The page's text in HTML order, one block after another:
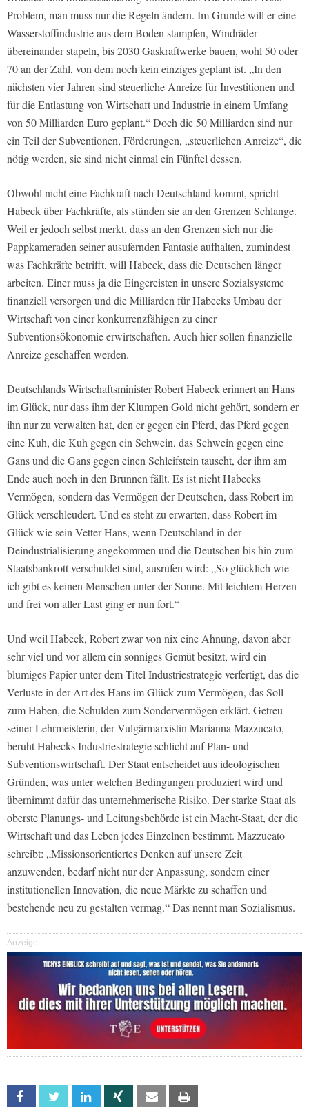
Problem, man muss nur die Regeln ändern. Im Grunde will er eine
Wasserstoffindustrie aus dem Boden stampfen, Windräder
übereinander stapeln, bis 2030 Gaskraftwerke bauen, wohl 50 oder
70 an der Zahl, von dem noch kein einziges geplant ist. „In den
nächsten vier Jahren sind steuerliche Anreize für Investitionen und
für die Entlastung von Wirtschaft und Industrie in einem Umfang
von 50 Milliarden Euro geplant.“ Doch die 50 Milliarden sind nur
ein Teil der Subventionen, Förderungen, „steuerlichen Anreize“, die
nötig werden, sie sind nicht einmal ein Fünftel dessen.
Obwohl nicht eine Fachkraft nach Deutschland kommt, spricht
Habeck über Fachkräfte, als stünden sie an den Grenzen Schlange.
Weil er jedoch selbst merkt, dass an den Grenzen sich nur die
Pappkameraden seiner ausufernden Fantasie aufhalten, zumindest
was Fachkräfte betrifft, will Habeck, dass die Deutschen länger
arbeiten. Einer muss ja die Eingereisten in unsere Sozialsysteme
finanziell versorgen und die Milliarden für Habecks Umbau der
Wirtschaft von einer konkurrenzfähigen zu einer
Subventionsökonomie erwirtschaften. Auch hier sollen finanzielle
Anreize geschaffen werden.
Deutschlands Wirtschaftsminister Robert Habeck erinnert an Hans
im Glück, nur dass ihm der Klumpen Gold nicht gehört, sondern er
ihn nur zu verwalten hat, den er gegen ein Pferd, das Pferd gegen
eine Kuh, die Kuh gegen ein Schwein, das Schwein gegen eine
Gans und die Gans gegen einen Schleifstein tauscht, der ihm am
Ende auch noch in den Brunnen fällt. Es ist nicht Habecks
Vermögen, sondern das Vermögen der Deutschen, dass Robert im
Glück verschleudert. Und es steht zu erwarten, dass Robert im
Glück wie sein Vetter Hans, wenn Deutschland in der
Deindustrialisierung angekommen und die Deutschen bis hin zum
Staatsbankrott verschuldet sind, ausrufen wird: „So glücklich wie
ich gibt es keinen Menschen unter der Sonne. Mit leichtem Herzen
und frei von aller Last ging er nun fort.“
Und weil Habeck, Robert zwar von nix eine Ahnung, davon aber
sehr viel und vor allem ein sonniges Gemüt besitzt, wird ein
blumiges Papier unter dem Titel Industriestrategie verfertigt, das die
Verluste in der Art des Hans im Glück zum Vermögen, das Soll
zum Haben, die Schulden zum Sondervermögen erklärt. Getreu
seiner Lehrmeisterin, der Vulgärmarxistin Marianna Mazzucato,
beruht Habecks Industriestrategie schlicht auf Plan- und
Subventionswirtschaft. Der Staat entscheidet aus ideologischen
Gründen, was unter welchen Bedingungen produziert wird und
übernimmt dafür das unternehmerische Risiko. Der starke Staat als
oberste Planungs- und Leitungsbehörde ist ein Macht-Staat, der die
Wirtschaft und das Leben jedes Einzelnen bestimmt. Mazzucato
schreibt: „Missionsorientiertes Denken auf unsere Zeit
anzuwenden, bedarf nicht nur der Anpassung, sondern einer
institutionellen Innovation, die neue Märkte zu schaffen und
bestehende neu zu gestalten vermag.“ Das nennt man Sozialismus.
Anzeige
Facebook Twitter Linkedin Xing Email